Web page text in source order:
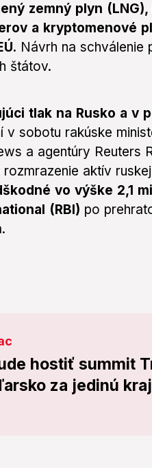
zemný plyn
a kryptomenové
Návrh na schválenie
štátov.
tlak na Rusko a v
v sobotu rakúske
a agentúry Reuters
aktív
vo výške 2,1
(RBI) po
hostiť summit
za jedinú